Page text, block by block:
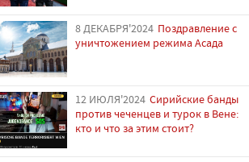
8 ДЕКАБРЯ'2024 Поздравление с
уничтожением режима Асада
12 ИЮЛЯ'2024 Сирийские банды
против чеченцев и турок в Вене:
кто и что за этим стоит?